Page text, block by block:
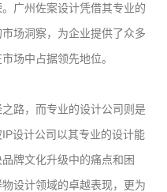
广州佐案设计凭借其专业的
场洞察，为企业提供了众多
场中占据领先地位。
路，而专业的设计公司则是
设计公司以其专业的设计能
牌文化升级中的痛点和困
设计领域的卓越表现，更为